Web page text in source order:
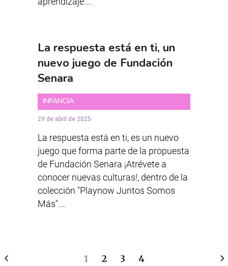
La respuesta está en ti, un
nuevo juego de Fundación
Senara
INFANCIA
29 de abril de 2025
La respuesta está en ti, es un nuevo
juego que forma parte de la propuesta
de Fundación Senara ¡Atrévete a
conocer nuevas culturas!, dentro de la
colección "Playnow Juntos Somos
Más"....
1 2 3 4